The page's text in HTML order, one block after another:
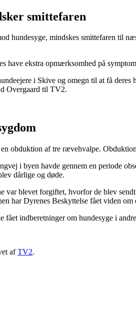
smittefaren
hundesyge, mindskes smittefaren til
have ekstra opmærksomhed på
i Skive og omegn til at få
Overgaard til TV2.
obduktion af tre rævehvalpe.
i byen havde gennem en periode
dårlige og døde.
var blevet forgiftet, hvorfor de blev
har Dyrenes Beskyttelse fået viden
fået indberetninger om hundesyge i
afTV2.